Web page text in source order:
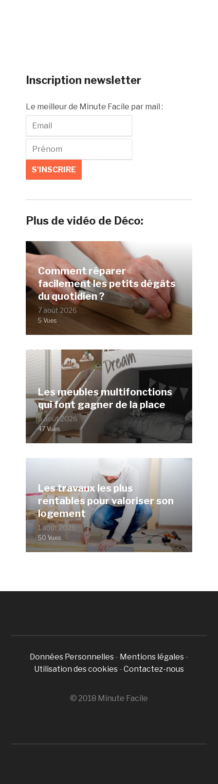
Inscription newsletter
Le meilleur de Minute Facile par mail :
Plus de vidéo de Déco:
Comment réparer
facilement les petits dégâts
du quotidien ?
7 août 2026
5 Vues
Les meubles multifonctions
qui font gagner de la place
5 août 2026
47 Vues
Les travaux les plus
rentables pour valoriser son
logement
1 août 2026
50 Vues
Données Personnelles - Mentions légales -
Utilisation des cookies - Contactez-nous
© 2018 Minute Facile